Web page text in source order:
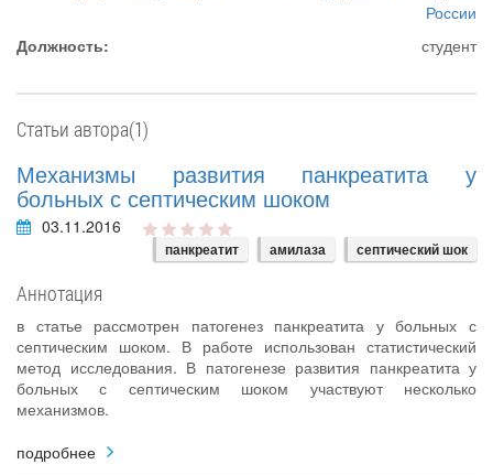
России
Должность:
студент
Статьи автора(1)
Механизмы развития панкреатита у
больных с септическим шоком
03.11.2016
панкреатит амилаза септический шок
Аннотация
в статье рассмотрен патогенез панкреатита у больных с
септическим шоком. В работе использован статистический
метод исследования. В патогенезе развития панкреатита у
больных с септическим шоком участвуют несколько
механизмов.
подробнее